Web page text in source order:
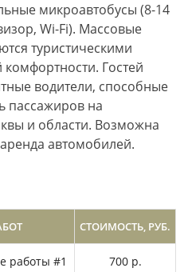
микроавтобусы (8-14
Wi-Fi). Массовые
туристическими
Гостей
водители, способные
пассажиров на
и области. Возможна
автомобилей.
СТОИМОСТЬ, РУБ.
работы #1 700 р.